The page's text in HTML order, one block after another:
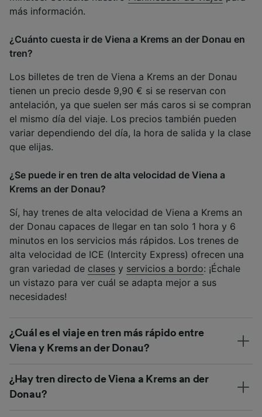
más información.
¿Cuánto cuesta ir de Viena a Krems an der Donau en
tren?
Los billetes de tren de Viena a Krems an der Donau
tienen un precio desde 9,90 € si se reservan con
antelación, ya que suelen ser más caros si se compran
el mismo día del viaje. Los precios también pueden
variar dependiendo del día, la hora de salida y la clase
que elijas.
¿Se puede ir en tren de alta velocidad de Viena a
Krems an der Donau?
Sí, hay trenes de alta velocidad de Viena a Krems an
der Donau capaces de llegar en tan solo 1 hora y 6
minutos en los servicios más rápidos. Los trenes de
alta velocidad de ICE (Intercity Express) ofrecen una
gran variedad de clases y servicios a bordo: ¡Échale
un vistazo para ver cuál se adapta mejor a sus
necesidades!
¿Cuál es el viaje en tren más rápido entre
Viena y Krems an der Donau?
¿Hay tren directo de Viena a Krems an der
Donau?